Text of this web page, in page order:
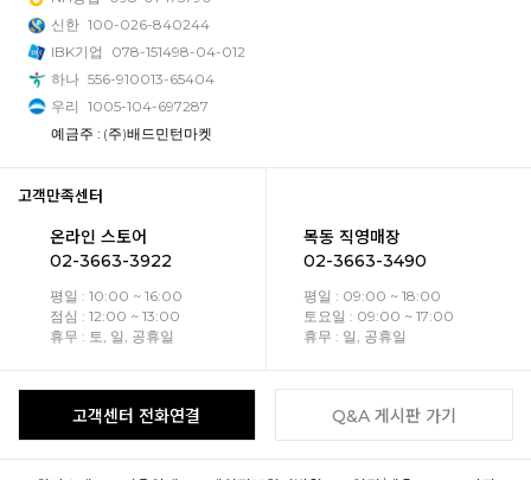
신한 100-026-840244
IBK기업
078-151498-04-012
하나 556-910013-65404
우리 1005-104-697287
예금주 : (주)배드민턴마켓
고객만족센터
온라인 스토어
02-3663-3922
평일 : 10:00 ~ 16:00
점심 : 12:00 ~ 13:00
휴무 : 토, 일, 공휴일
목동 직영매장
02-3663-3490
평일 : 09:00 ~ 18:00
토요일 : 09:00 ~ 17:00
휴무 : 일, 공휴일
고객센터 전화연결 Q&A 게시판 가기